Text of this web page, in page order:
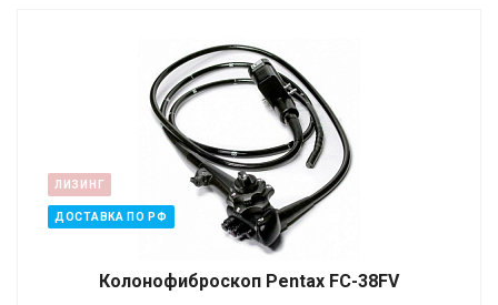
ЛИЗИНГ
ДОСТАВКА ПО РФ
Колонофиброскоп Pentax FC-38FV